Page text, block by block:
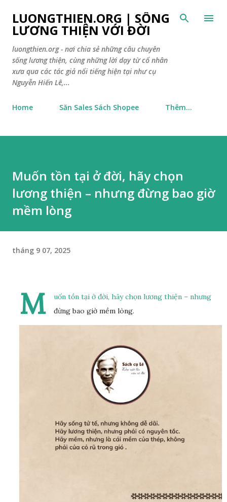
Chuyển đến nội dung chính
LUONGTHIEN.ORG | SỐNG
LƯƠNG THIỆN VỚI ĐỜI
luongthien.org - nơi chia sẻ những câu chuyên
sống lương thiện, cùng những lời dạy từ cổ nhân
xưa qua các tác giả nổi tiếng hiện tại như cụ
Nguyễn Hiến Lê,...
Home Săn Sales Sách Shopee Thêm…
Muốn tồn tại ở đời, hãy chọn
lương thiện – nhưng đừng bao giờ
mềm lòng
tháng 9 07, 2025
M
uốn tồn tại ở đời, hãy chọn lương thiện – nhưng
đừng bao giờ mềm lòng.